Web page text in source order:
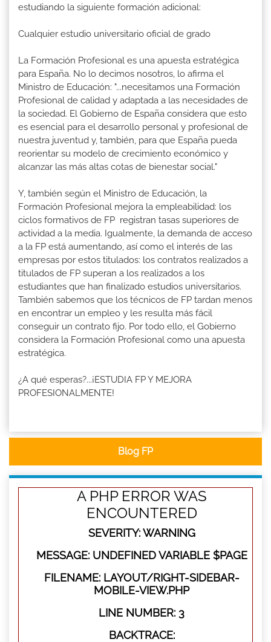
estudiando la siguiente formación adicional:
Cualquier estudio universitario oficial de grado
La Formación Profesional es una apuesta estratégica
para España. No lo decimos nosotros, lo afirma el
Ministro de Educación: "...necesitamos una Formación
Profesional de calidad y adaptada a las necesidades de
la sociedad. El Gobierno de España considera que esto
es esencial para el desarrollo personal y profesional de
nuestra juventud y, también, para que España pueda
reorientar su modelo de crecimiento económico y
alcanzar las más altas cotas de bienestar social."
Y, también según el Ministro de Educación, la
Formación Profesional mejora la empleabilidad: los
ciclos formativos de FP registran tasas superiores de
actividad a la media. Igualmente, la demanda de acceso
a la FP está aumentando, así como el interés de las
empresas por estos titulados: los contratos realizados a
titulados de FP superan a los realizados a los
estudiantes que han finalizado estudios universitarios.
También sabemos que los técnicos de FP tardan menos
en encontrar un empleo y les resulta más fácil
conseguir un contrato fijo. Por todo ello, el Gobierno
considera la Formación Profesional como una apuesta
estratégica.
¿A qué esperas?...¡ESTUDIA FP Y MEJORA
PROFESIONALMENTE!
Blog FP
A PHP ERROR WAS
ENCOUNTERED
SEVERITY: WARNING
MESSAGE: UNDEFINED VARIABLE $PAGE
FILENAME: LAYOUT/RIGHT-SIDEBAR-
MOBILE-VIEW.PHP
LINE NUMBER: 3
BACKTRACE: